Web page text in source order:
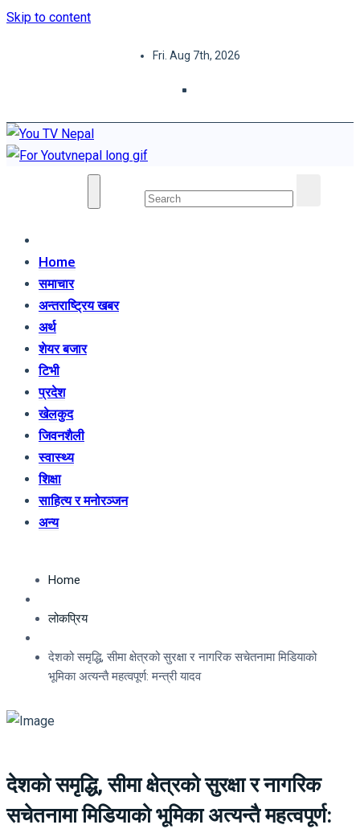
Skip to content
Fri. Aug 7th, 2026
Home
समाचार
अन्तराष्ट्रिय खबर
अर्थ
शेयर बजार
टिभी
प्रदेश
खेलकुद
जिवनशैली
स्वास्थ्य
शिक्षा
साहित्य र मनोरञ्जन
अन्य
Home
लोकप्रिय
देशको समृद्धि, सीमा क्षेत्रको सुरक्षा र नागरिक सचेतनामा मिडियाको
भूमिका अत्यन्तै महत्वपूर्ण: मन्त्री यादव
देशको समृद्धि, सीमा क्षेत्रको सुरक्षा र नागरिक
सचेतनामा मिडियाको भूमिका अत्यन्तै महत्वपूर्ण: